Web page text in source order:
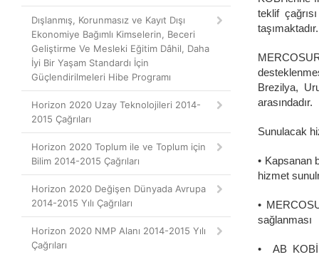
Dışlanmış, Korunmasız ve Kayıt Dışı
Ekonomiye Bağımlı Kimselerin, Beceri
Geliştirme Ve Mesleki Eğitim Dâhil, Daha
İyi Bir Yaşam Standardı İçin
Güçlendirilmeleri Hibe Programı
Horizon 2020 Uzay Teknolojileri 2014-
2015 Çağrıları
Horizon 2020 Toplum ile ve Toplum için
Bilim 2014-2015 Çağrıları
Horizon 2020 Değişen Dünyada Avrupa
2014-2015 Yılı Çağrıları
Horizon 2020 NMP Alanı 2014-2015 Yılı
Çağrıları
teklif
taşımaktadır.
Brezilya,
arasındadır.
Sunulacak
• Kapsanan
hizmet
•
sağlanması
• AB